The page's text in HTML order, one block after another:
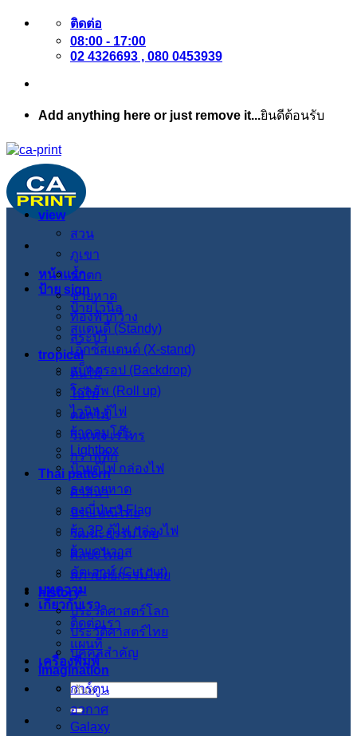
ข้าม
เนื้อหา
ติดต่อ
08:00 - 17:00
02 4326693 , 080 0453939
Add anything here or just remove it...ยินดีต้อนรับ
หน้าแรก
ป้าย sign
ป้ายไวนิล
สแตนดี้ (Standy)
เอ็กซ์สแตนด์ (X-stand)
แบ็คดรอป (Backdrop)
โรลอัพ (Roll up)
ไวนิล ตู้ไฟ
ผ้าคลุมโต๊ะ
Lightbox
ป้ายตู้ไฟ กล่องไฟ
ธงชายหาด
ธงญี่ปุ่น J-Flag
ผ้า 3P ตู้ไฟ กล่องไฟ
ผ้าแคนวาส
คัตเอาท์ (Cut out)
บทความ
เกี่ยวกับเรา
ติดต่อเรา
แผนที่
เครื่องพิมพ์
ค้นหา:
view
สวน
ภูเขา
น้ำตก
ชายหาด
ท้องฟ้ากว้าง
สระบัว
tropical
ต้นไม้
ใบไม้
ดอกไม้
วินเทจ เรโทร
กราฟฟิก
Thai pattern
ศาสนา
ประเพณีไทย
วัฒนะธรรมไทย
ศิลปะไทย
สภาปัตย์กรรมไทย
history
ประวัติศาสตร์โลก
ประวัติศาสตร์ไทย
บุคคลสำคัญ
imagination
การ์ตูน
อวกาศ
Galaxy